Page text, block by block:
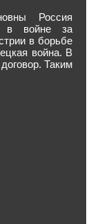
Россия
в войне за
в борьбе
война. В
Таким